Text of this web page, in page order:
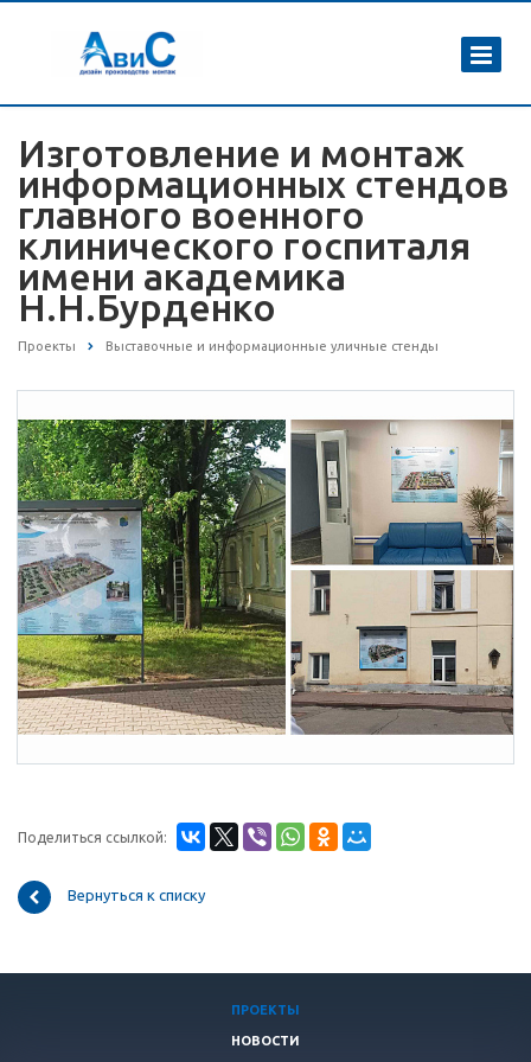
Изготовление и монтаж
информационных стендов
главного военного
клинического госпиталя
имени академика
Н.Н.Бурденко
Проекты Выставочные и информационные уличные стенды
Поделиться ссылкой:
Вернуться к списку
ПРОЕКТЫ
НОВОСТИ